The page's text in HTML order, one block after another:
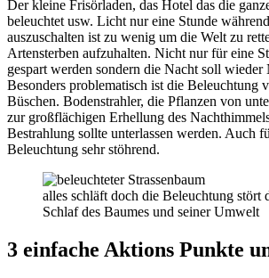
Der kleine Frisörladen, das Hotel das die
beleuchtet usw. Licht nur eine Stunde
auszuschalten ist zu wenig um die Welt zu
Artensterben aufzuhalten. Nicht nur für eine
gespart werden sondern die Nacht soll wieder
Besonders problematisch ist die Beleuchtung
Büschen. Bodenstrahler, die Pflanzen von
zur großflächigen Erhellung des
Bestrahlung sollte unterlassen werden. Auch
Beleuchtung sehr stöhrend.
alles schläft doch die Beleuchtung stört
Schlaf des Baumes und seiner Umwelt
3 einfache Aktions Punkte